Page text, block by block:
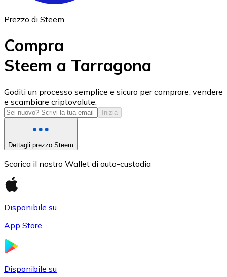
USD Coin
USDC
Prezzo di Steem
Compra
Steem a Tarragona
Goditi un processo semplice e sicuro per comprare, vendere
e scambiare criptovalute.
Inizia
Dettagli prezzo Steem
Scarica il nostro Wallet di auto-custodia
Disponibile su
App Store
Disponibile su